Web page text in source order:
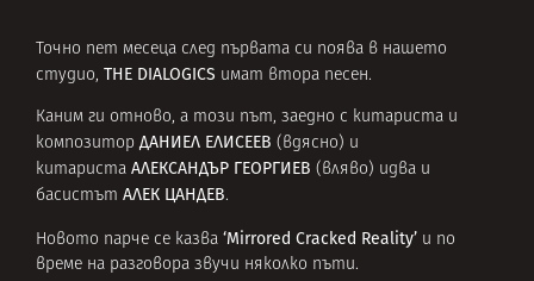
Точно пет месеца след първата си поява в нашето
студио, THE DIALOGICS имат втора песен.
Каним ги отново, а този път, заедно с китариста и
композитор ДАНИЕЛ ЕЛИСЕЕВ (вдясно) и
китариста АЛЕКСАНДЪР ГЕОРГИЕВ (вляво) идва и
басистът АЛЕК ЦАНДЕВ.
Новото парче се казва ‘Mirrored Cracked Reality’ и по
време на разговора звучи няколко пъти.